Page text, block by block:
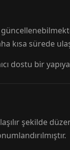
kısa sürede
dostu bir
şekilde